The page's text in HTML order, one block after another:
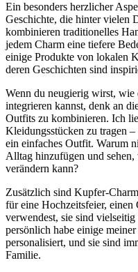
Ein besonders ⁢herzlicher⁣
Geschichte, die hinter vielen
kombinieren traditionelles
⁣jedem​ Charm eine tiefere
einige Produkte​ von lokalen
deren Geschichten sind
Wenn⁣ du​ neugierig wirst,
integrieren kannst, denk an
Outfits zu kombinieren. Ich
Kleidungsstücken ‍zu ⁢tragen
ein einfaches Outfit. Warum​
Alltag ​hinzufügen und sehen,
verändern kann?
Zusätzlich sind Kupfer-
für eine‌ Hochzeitsfeier, einen
verwendest, ‍sie sind‍
persönlich habe einige
personalisiert, und sie sind
Familie.